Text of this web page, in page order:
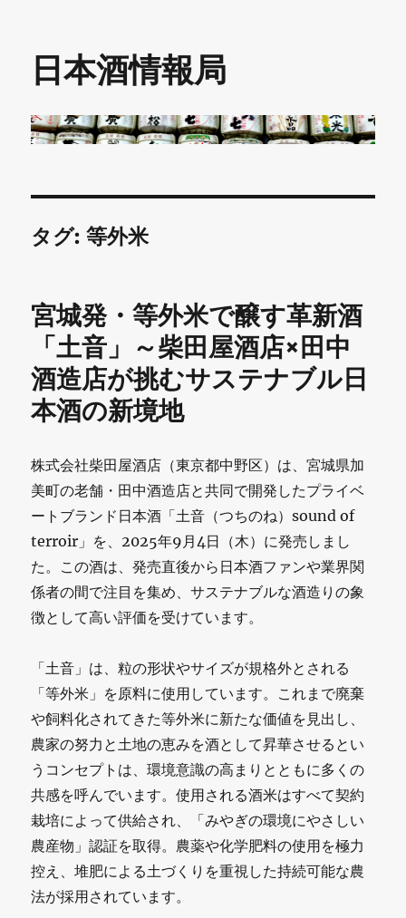
日本酒情報局
タグ:等外米
宮城発・等外米で醸す革新酒
「土音」～柴田屋酒店×田中
酒造店が挑むサステナブル日
本酒の新境地
株式会社柴田屋酒店（東京都中野区）は、宮城県加
美町の老舗・田中酒造店と共同で開発したプライベ
ートブランド日本酒「土音（つちのね）sound of
terroir」を、2025年9月4日（木）に発売しまし
た。この酒は、発売直後から日本酒ファンや業界関
係者の間で注目を集め、サステナブルな酒造りの象
徴として高い評価を受けています。
「土音」は、粒の形状やサイズが規格外とされる
「等外米」を原料に使用しています。これまで廃棄
や飼料化されてきた等外米に新たな価値を見出し、
農家の努力と土地の恵みを酒として昇華させるとい
うコンセプトは、環境意識の高まりとともに多くの
共感を呼んでいます。使用される酒米はすべて契約
栽培によって供給され、「みやぎの環境にやさしい
農産物」認証を取得。農薬や化学肥料の使用を極力
控え、堆肥による土づくりを重視した持続可能な農
法が採用されています。